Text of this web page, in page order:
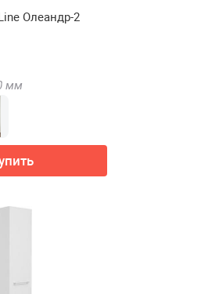
Олеандр-2
мм